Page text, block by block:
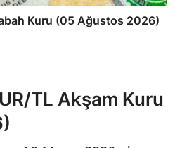
Kuru (05 Ağustos 2026)
TL Akşam Kuru